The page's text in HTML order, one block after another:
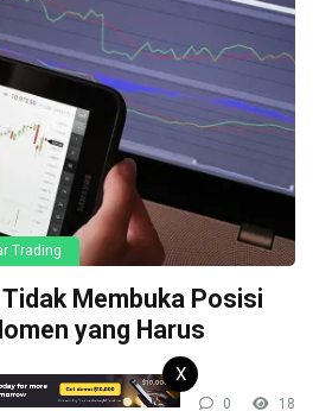
Trading
Membuka Posisi
yang Harus
0 18
X